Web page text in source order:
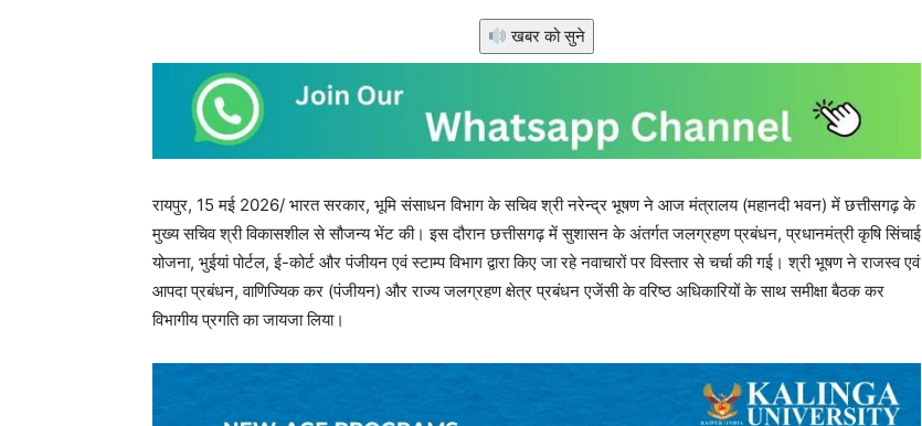
खबर को सुने
रायपुर, 15 मई 2026/ भारत सरकार, भूमि संसाधन विभाग के सचिव श्री नरेन्द्र भूषण ने आज मंत्रालय (महानदी भवन) में छत्तीसगढ़ के
मुख्य सचिव श्री विकासशील से सौजन्य भेंट की। इस दौरान छत्तीसगढ़ में सुशासन के अंतर्गत जलग्रहण प्रबंधन, प्रधानमंत्री कृषि सिंचाई
योजना, भुईयां पोर्टल, ई-कोर्ट और पंजीयन एवं स्टाम्प विभाग द्वारा किए जा रहे नवाचारों पर विस्तार से चर्चा की गई। श्री भूषण ने राजस्व एवं
आपदा प्रबंधन, वाणिज्यिक कर (पंजीयन) और राज्य जलग्रहण क्षेत्र प्रबंधन एजेंसी के वरिष्ठ अधिकारियों के साथ समीक्षा बैठक कर
विभागीय प्रगति का जायजा लिया।